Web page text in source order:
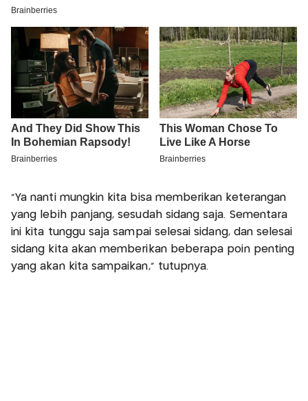
"Ya nanti mungkin kita bisa memberikan keterangan
yang lebih panjang, sesudah sidang saja. Sementara
ini kita tunggu saja sampai selesai sidang, dan selesai
sidang kita akan memberikan beberapa poin penting
yang akan kita sampaikan," tutupnya.